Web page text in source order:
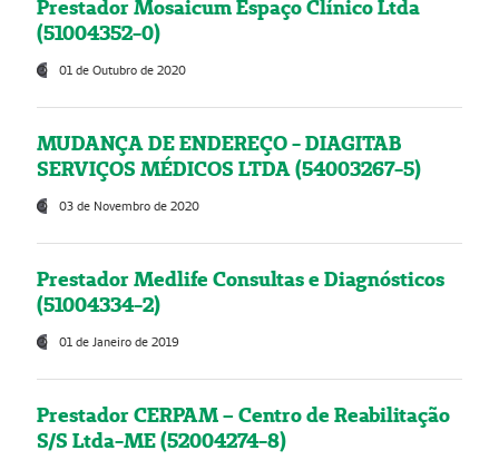
Prestador Mosaicum Espaço Clínico Ltda
(51004352-0)
01 de Outubro de 2020
MUDANÇA DE ENDEREÇO - DIAGITAB
SERVIÇOS MÉDICOS LTDA (54003267-5)
03 de Novembro de 2020
Prestador Medlife Consultas e Diagnósticos
(51004334-2)
01 de Janeiro de 2019
Prestador CERPAM – Centro de Reabilitação
S/S Ltda-ME (52004274-8)